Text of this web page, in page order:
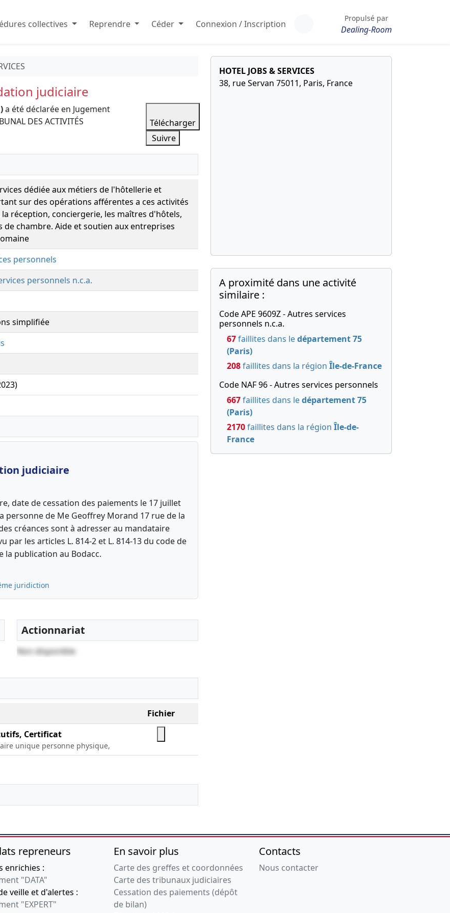
collectives Reprendre Céder Connexion / Inscription
Propulsé par
Dealing-Room
judiciaire
a été déclarée en Jugement
DES ACTIVITÉS
Télécharger
Suivre
dédiée aux métiers de l'hôtellerie et
sur des opérations afférentes a ces activités
réception, conciergerie, les maîtres d'hôtels,
de chambre. Aide et soutien aux entreprises
personnels
personnels n.c.a.
simplifiée
judiciaire
date de cessation des paiements le 17 juillet
personne de Me Geoffrey Morand 17 rue de la
créances sont à adresser au mandataire
les articles L. 814-2 et L. 814-13 du code de
la publication au Bodacc.
juridiction
Actionnariat
Non disponible
Fichier
Certificat
unique personne physique,
HOTEL JOBS & SERVICES
38, rue Servan 75011, Paris, France
A proximité dans une activité
similaire :
Code APE 9609Z - Autres services
personnels n.c.a.
67faillites dans ledépartement 75
(Paris)
208faillites dans la région Île-de-France
Code NAF 96 - Autres services personnels
667faillites dans ledépartement 75
(Paris)
2170faillites dans la région Île-de-
France
repreneurs
enrichies :
"DATA"
veille et d'alertes :
"EXPERT"
En savoir plus
Carte des greffes et coordonnées
Carte des tribunaux judiciaires
Cessation des paiements (dépôt
de bilan)
Contacts
Nous contacter